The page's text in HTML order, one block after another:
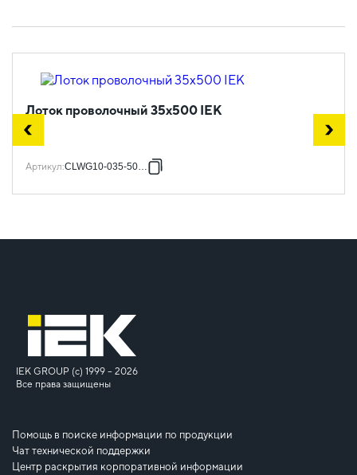
Лоток проволочный 35х500 IEK
Артикул:CLWG10-035-500-3
IEK GROUP (c) 1999 – 2026
Все права защищены
Помощь в поиске информации по продукции
Чат технической поддержки
Центр раскрытия корпоративной информации